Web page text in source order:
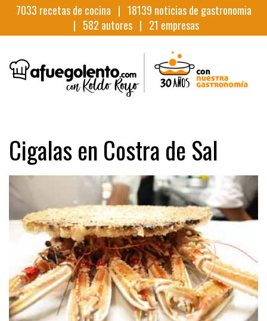
7033 recetas de cocina | 18139 noticias de gastronomia
| 582 autores | 21 empresas
Cigalas en Costra de Sal